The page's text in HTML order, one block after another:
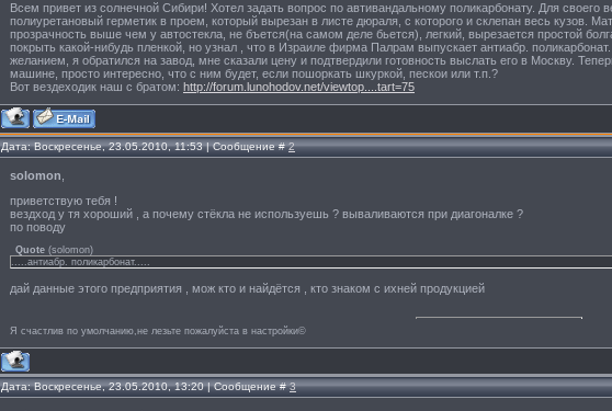
Всем привет из солнечной Сибири! Хотел задать вопрос по автивандальному поликарбонату. Для
полиуретановый герметик в проем, который вырезан в листе дюраля, с которого и склепан весь кузов.
прозрачность выше чем у автостекла, не бъется(на самом деле бьется), легкий, вырезается простой
покрыть какой-нибудь пленкой, но узнал , что в Израиле фирма Палрам выпускает антиабр.
желанием, я обратился на завод, мне сказали цену и подтвердили готовность выслать его в Москву.
машине, просто интересно, что с ним будет, если пошоркать шкуркой, пескои или т.п.?
Вот вездеходик наш с братом: http://forum.lunohodov.net/viewtop....tart=75
Дата: Воскресенье, 23.05.2010, 11:53 | Сообщение #2
solomon
приветствую тебя !
вездход у тя хороший , а почему стёкла не используешь ? вываливаются при диагоналке ?
по поводу
Quote (solomon)
.....антиабр. поликарбонат.....
дай данные этого предприятия , мож кто и найдётся , кто знаком с ихней продукцией
Я счастлив по умолчанию,не лезьте пожалуйста в настройки©
Дата: Воскресенье, 23.05.2010, 13:20 | Сообщение #3